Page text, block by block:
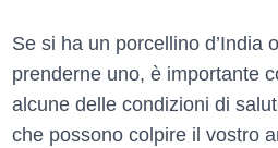
Se si ha un porcellino d’India
prenderne uno, è importante
alcune delle condizioni di
che possono colpire il vostro